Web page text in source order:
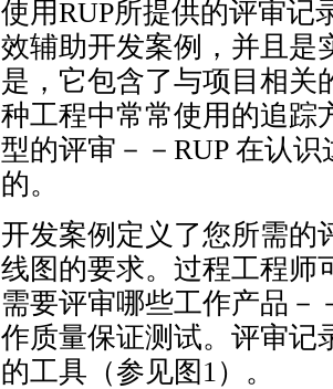
使用RUP所提供的评审记
效辅助开发案例，并且是
是，它包含了与项目相关
种工程中常常使用的追踪
型的评审－－RUP 在认
的。
开发案例定义了您所需的
线图的要求。过程工程师
需要评审哪些工作产品－
作质量保证测试。评审记
的工具（参见图1）。